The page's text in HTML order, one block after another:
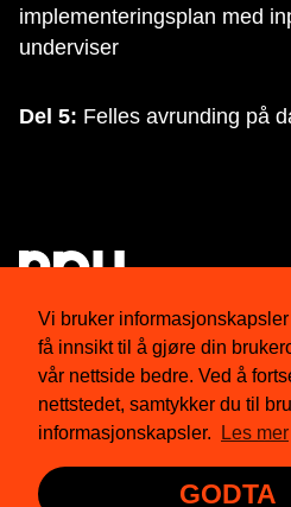
Vi bruker
få innsikt til å gjøre din
vår nettside bedre. Ved å
nettstedet, samtykker du til
informasjonskapsler.
Les mer
GODTA
implementeringsplan med
underviser
Del 5: Felles avrunding på
Om oss
Medlemskap
Presse